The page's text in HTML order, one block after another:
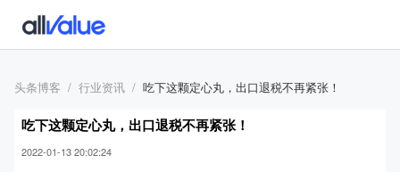
头条博客 行业资讯 吃下这颗定心丸，出口退税不再紧张！
吃下这颗定心丸，出口退税不再紧张！
2022-01-13 20:02:24